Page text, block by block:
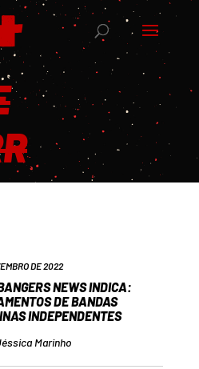
DE 2022
NEWS INDICA:
DE BANDAS
INDEPENDENTES
Marinho